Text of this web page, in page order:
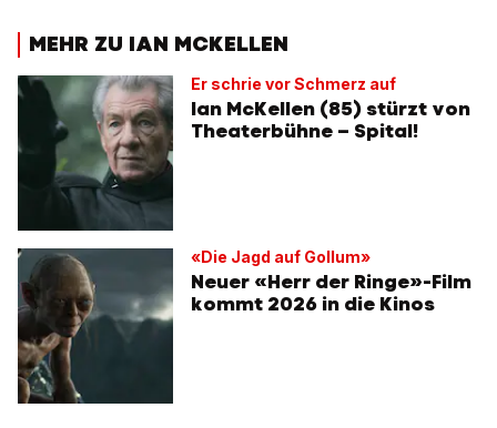
MEHR ZU IAN MCKELLEN
Er schrie vor Schmerz auf
Ian McKellen (85) stürzt von
Theaterbühne – Spital!
«Die Jagd auf Gollum»
Neuer «Herr der Ringe»-Film
kommt 2026 in die Kinos